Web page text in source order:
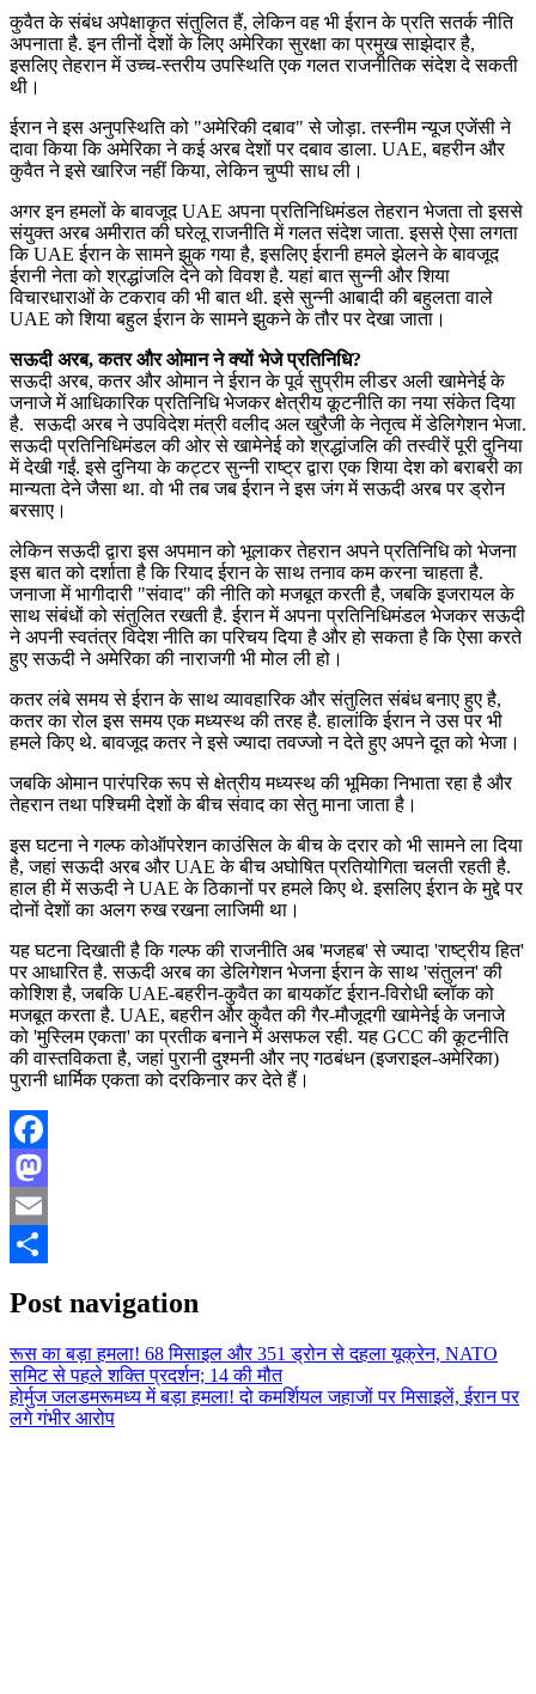
कुवैत के संबंध अपेक्षाकृत संतुलित हैं, लेकिन वह भी ईरान के प्रति सतर्क नीति
अपनाता है. इन तीनों देशों के लिए अमेरिका सुरक्षा का प्रमुख साझेदार है,
इसलिए तेहरान में उच्च-स्तरीय उपस्थिति एक गलत राजनीतिक संदेश दे सकती
थी।
ईरान ने इस अनुपस्थिति को "अमेरिकी दबाव" से जोड़ा. तस्नीम न्यूज एजेंसी ने
दावा किया कि अमेरिका ने कई अरब देशों पर दबाव डाला. UAE, बहरीन और
कुवैत ने इसे खारिज नहीं किया, लेकिन चुप्पी साध ली।
अगर इन हमलों के बावजूद UAE अपना प्रतिनिधिमंडल तेहरान भेजता तो इससे
संयुक्त अरब अमीरात की घरेलू राजनीति में गलत संदेश जाता. इससे ऐसा लगता
कि UAE ईरान के सामने झुक गया है, इसलिए ईरानी हमले झेलने के बावजूद
ईरानी नेता को श्रद्धांजलि देने को विवश है. यहां बात सुन्नी और शिया
विचारधाराओं के टकराव की भी बात थी. इसे सुन्नी आबादी की बहुलता वाले
UAE को शिया बहुल ईरान के सामने झुकने के तौर पर देखा जाता।
सऊदी अरब, कतर और ओमान ने क्यों भेजे प्रतिनिधि?
सऊदी अरब, कतर और ओमान ने ईरान के पूर्व सुप्रीम लीडर अली खामेनेई के
जनाजे में आधिकारिक प्रतिनिधि भेजकर क्षेत्रीय कूटनीति का नया संकेत दिया
है. सऊदी अरब ने उपविदेश मंत्री वलीद अल खुरैजी के नेतृत्व में डेलिगेशन भेजा.
सऊदी प्रतिनिधिमंडल की ओर से खामेनेई को श्रद्धांजलि की तस्वीरें पूरी दुनिया
में देखी गईं. इसे दुनिया के कट्टर सुन्नी राष्ट्र द्वारा एक शिया देश को बराबरी का
मान्यता देने जैसा था. वो भी तब जब ईरान ने इस जंग में सऊदी अरब पर ड्रोन
बरसाए।
लेकिन सऊदी द्वारा इस अपमान को भूलाकर तेहरान अपने प्रतिनिधि को भेजना
इस बात को दर्शाता है कि रियाद ईरान के साथ तनाव कम करना चाहता है.
जनाजा में भागीदारी "संवाद" की नीति को मजबूत करती है, जबकि इजरायल के
साथ संबंधों को संतुलित रखती है. ईरान में अपना प्रतिनिधिमंडल भेजकर सऊदी
ने अपनी स्वतंत्र विदेश नीति का परिचय दिया है और हो सकता है कि ऐसा करते
हुए सऊदी ने अमेरिका की नाराजगी भी मोल ली हो।
कतर लंबे समय से ईरान के साथ व्यावहारिक और संतुलित संबंध बनाए हुए है,
कतर का रोल इस समय एक मध्यस्थ की तरह है. हालांकि ईरान ने उस पर भी
हमले किए थे. बावजूद कतर ने इसे ज्यादा तवज्जो न देते हुए अपने दूत को भेजा।
जबकि ओमान पारंपरिक रूप से क्षेत्रीय मध्यस्थ की भूमिका निभाता रहा है और
तेहरान तथा पश्चिमी देशों के बीच संवाद का सेतु माना जाता है।
इस घटना ने गल्फ कोऑपरेशन काउंसिल के बीच के दरार को भी सामने ला दिया
है, जहां सऊदी अरब और UAE के बीच अघोषित प्रतियोगिता चलती रहती है.
हाल ही में सऊदी ने UAE के ठिकानों पर हमले किए थे. इसलिए ईरान के मुद्दे पर
दोनों देशों का अलग रुख रखना लाजिमी था।
यह घटना दिखाती है कि गल्फ की राजनीति अब 'मजहब' से ज्यादा 'राष्ट्रीय हित'
पर आधारित है. सऊदी अरब का डेलिगेशन भेजना ईरान के साथ 'संतुलन' की
कोशिश है, जबकि UAE-बहरीन-कुवैत का बायकॉट ईरान-विरोधी ब्लॉक को
मजबूत करता है. UAE, बहरीन और कुवैत की गैर-मौजूदगी खामेनेई के जनाजे
को 'मुस्लिम एकता' का प्रतीक बनाने में असफल रही. यह GCC की कूटनीति
की वास्तविकता है, जहां पुरानी दुश्मनी और नए गठबंधन (इजराइल-अमेरिका)
पुरानी धार्मिक एकता को दरकिनार कर देते हैं।
Facebook
Mastodon
Email
Post navigation
रूस का बड़ा हमला! 68 मिसाइल और 351 ड्रोन से दहला यूक्रेन, NATO
समिट से पहले शक्ति प्रदर्शन; 14 की मौत
होर्मुज जलडमरूमध्य में बड़ा हमला! दो कमर्शियल जहाजों पर मिसाइलें, ईरान पर
लगे गंभीर आरोप